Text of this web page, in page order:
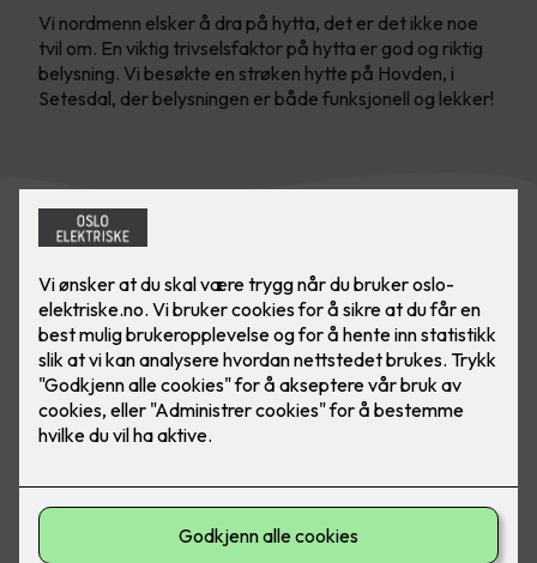
Vi nordmenn elsker å dra på hytta, det er det ikke noe
tvil om. En viktig trivselsfaktor på hytta er god og riktig
belysning. Vi besøkte en strøken hytte på Hovden, i
Setesdal, der belysningen er både funksjonell og lekker!